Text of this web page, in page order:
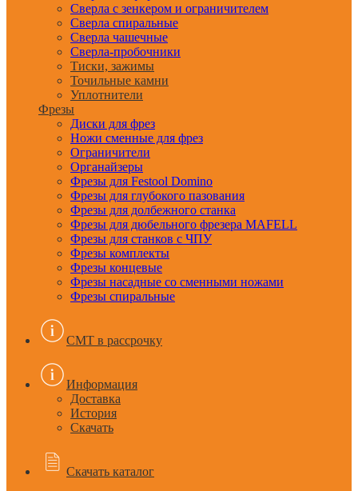
Сверла с зенкером и ограничителем
Сверла спиральные
Сверла чашечные
Сверла-пробочники
Тиски, зажимы
Точильные камни
Уплотнители
Фрезы
Диски для фрез
Ножи сменные для фрез
Ограничители
Органайзеры
Фрезы для Festool Domino
Фрезы для глубокого пазования
Фрезы для долбежного станка
Фрезы для дюбельного фрезера MAFELL
Фрезы для станков с ЧПУ
Фрезы комплекты
Фрезы концевые
Фрезы насадные со сменными ножами
Фрезы спиральные
CMT в рассрочку
Информация
Доставка
История
Скачать
Скачать каталог